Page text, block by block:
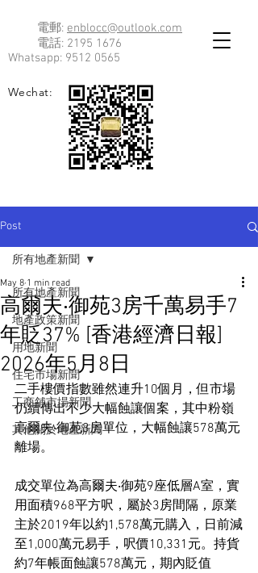
電郵: enblocc@outlook.com
電話: 2195 1676
Whatsapp: 9512 0565
Wechat:
Post
所有地產新聞
地產政策新聞
用地新聞
住宅市場新聞
工商舖市場新聞
其他關於地產新聞
所有地產新聞
高爾夫‧御苑3房千萬易手7
年貶37% [香港經濟日報]
2026年5月8日
May 8 1 min read
二手樓價指數雖然連升10個月，但市場
仍續傳出不少大幅蝕讓個案，其中粉嶺
高爾夫‧御苑3房單位，大幅蝕讓578萬元
離場。
成交單位為高爾夫‧御苑9座低層A室，實
用面積968平方呎，屬於3房間隔，原業
主於2019年以約1,578萬元購入，日前減
至1,000萬元易手，呎價10,331元。持貨
約7年帳面蝕讓578萬元，期內貶值